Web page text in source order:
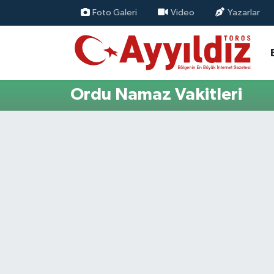
Foto Galeri Video Yazarlar
Ordu Namaz Vakitleri